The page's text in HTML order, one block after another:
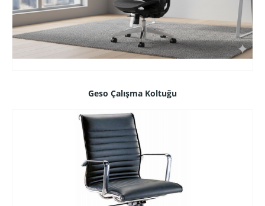
Geso Çalışma Koltuğu